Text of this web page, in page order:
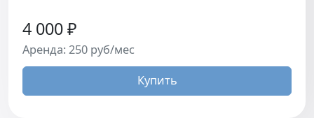
4 000 ₽
Аренда: 250 руб/мес
Купить